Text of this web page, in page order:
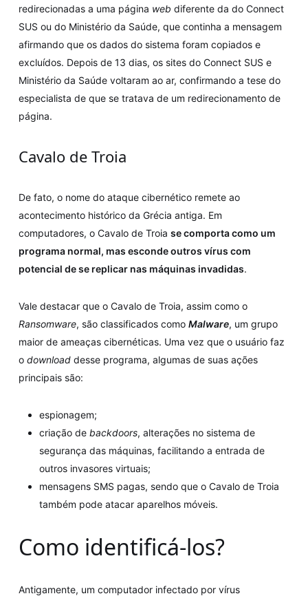
redirecionadas a uma página web diferente da do Connect
SUS ou do Ministério da Saúde, que continha a mensagem
afirmando que os dados do sistema foram copiados e
excluídos. Depois de 13 dias, os sites do Connect SUS e
Ministério da Saúde voltaram ao ar, confirmando a tese do
especialista de que se tratava de um redirecionamento de
página.
Cavalo de Troia
De fato, o nome do ataque cibernético remete ao
acontecimento histórico da Grécia antiga. Em
computadores, o Cavalo de Troia se comporta como um
programa normal, mas esconde outros vírus com
potencial de se replicar nas máquinas invadidas.
Vale destacar que o Cavalo de Troia, assim como o
Ransomware, são classificados como Malware, um grupo
maior de ameaças cibernéticas. Uma vez que o usuário faz
o download desse programa, algumas de suas ações
principais são:
espionagem;
criação de backdoors, alterações no sistema de
segurança das máquinas, facilitando a entrada de
outros invasores virtuais;
mensagens SMS pagas, sendo que o Cavalo de Troia
também pode atacar aparelhos móveis.
Como identificá-los?
Antigamente, um computador infectado por vírus